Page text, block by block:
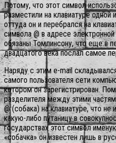
Потому, что этот символ
разместили на клавиатуре
оттуда он и перебрался на
символа @ в адресе
обязаны Томлинсону, что еще в
двадцатого века послал самое
Наряду с этим e-mail
самого пользователя сети
котором он зарегистрирован.
разделителя между этими
@ (собака) на клавиатуре, что
какую-либо путаницу в
государствах этот символ
«собачка» он известен лишь в